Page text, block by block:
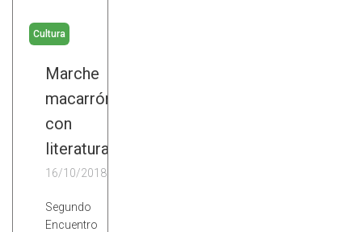
Cultura
Marche
macarrón
con
literatura
16/10/2018
Segundo
Encuentro